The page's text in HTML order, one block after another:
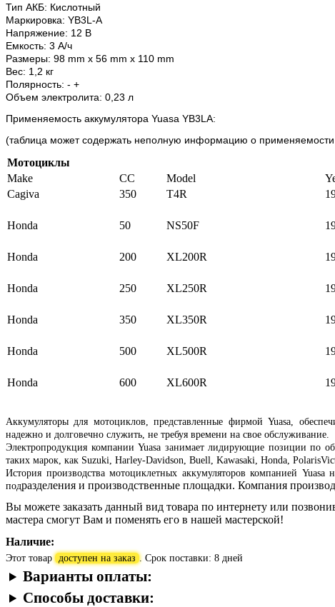
Тип АКБ: Кислотный
Маркировка: YB3L-A
Напряжение: 12 В
Емкость: 3 А/ч
Размеры: 98 mm x 56 mm x 110 mm
Вес: 1,2 кг
Полярность: - +
Объем электролита: 0,23 л
Применяемость аккумулятора Yuasa YB3LA:
(таблица может содержать неполную информацию о применяемости
Мотоциклы
Make
CC Model
Cagiva
350 T4R
Honda 50 NS50F
Honda 200 XL200R
Honda 250 XL250R
Honda 350 XL350R
Honda 500 XL500R
Honda 600 XL600R
Аккумуляторы для мотоциклов, представленные фирмой Yuasa,
надежно и долговечно служить, не требуя времени на свое обслуживание.
Электропродукция компании Yuasa занимает лидирующие позиции по
таких марок, как Suzuki, Harley-Davidson, Buell, Kawasaki, Honda,
История производства мотоциклетных аккумуляторов компанией
подразделения и производственные площадки. Компания
Вы можете заказать данный вид товара по интернету или
мастера смогут Вам и поменять его в нашей мастерской!
Наличие:
Этот товар доступен на заказ . Срок поставки: 8 дней
Варианты оплаты:
Способы доставки: